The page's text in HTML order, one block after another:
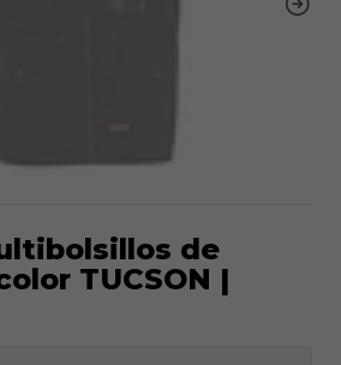
de
TUCSON |